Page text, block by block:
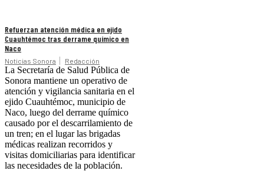
Refuerzan atención médica en ejido
Cuauhtémoc tras derrame químico en
Naco
Noticias Sonora Redacción
La Secretaría de Salud Pública de
Sonora mantiene un operativo de
atención y vigilancia sanitaria en el
ejido Cuauhtémoc, municipio de
Naco, luego del derrame químico
causado por el descarrilamiento de
un tren; en el lugar las brigadas
médicas realizan recorridos y
visitas domiciliarias para identificar
las necesidades de la población.